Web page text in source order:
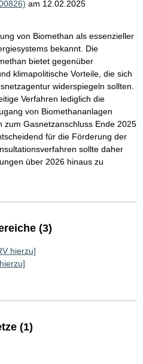
am 12.02.2025
von Biomethan als essenzieller
bekannt. Die
bietet gegenüber
klimapolitische Vorteile, die sich
widerspiegeln sollten.
Verfahren lediglich die
von Biomethananlagen
zum Gasnetzanschluss Ende 2025
für die Förderung der
sollte daher
über 2026 hinaus zu
(3)
hierzu]
(1)